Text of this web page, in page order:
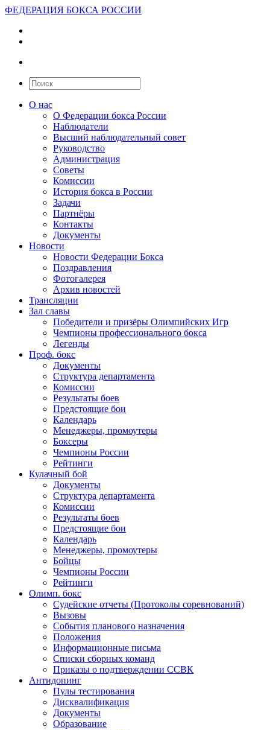
ФЕДЕРАЦИЯ БОКСА РОССИИ
О нас
О Федерации бокса России
Наблюдатели
Высший наблюдательный совет
Руководство
Администрация
Советы
Комиссии
История бокса в России
Задачи
Партнёры
Контакты
Документы
Новости
Новости Федерации Бокса
Поздравления
Фотогалерея
Архив новостей
Трансляции
Зал славы
Победители и призёры Олимпийских Игр
Чемпионы профессионального бокса
Легенды
Проф. бокс
Документы
Структура департамента
Комиссии
Результаты боев
Предстоящие бои
Календарь
Менеджеры, промоутеры
Боксеры
Чемпионы России
Рейтинги
Кулачный бой
Документы
Структура департамента
Комиссии
Результаты боев
Предстоящие бои
Календарь
Менеджеры, промоутеры
Бойцы
Чемпионы России
Рейтинги
Олимп. бокс
Судейские отчеты (Протоколы соревнований)
Вызовы
События планового назначения
Положения
Информационные письма
Списки сборных команд
Приказы о подтверждении ССВК
Антидопинг
Пулы тестирования
Дисквалификация
Документы
Образование